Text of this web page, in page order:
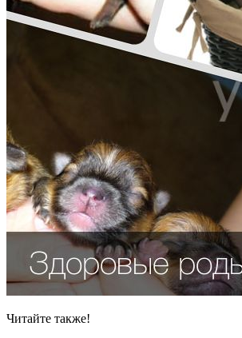
Читайте также!